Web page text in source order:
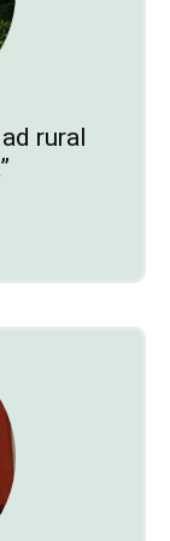
rural